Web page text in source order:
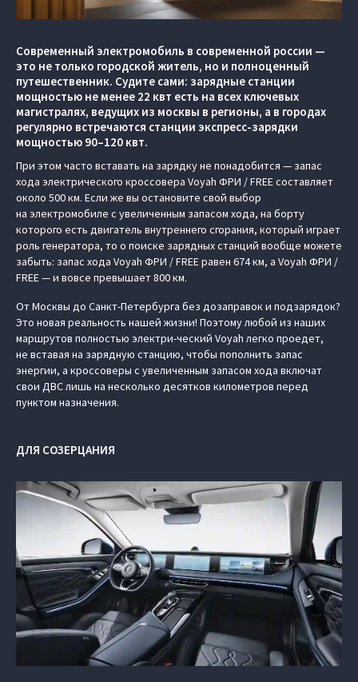
Современный электромобиль в современной россии —
это не только городской житель, но и полноценный
путешественник. Судите сами: зарядные станции
мощностью не менее 22 квт есть на всех ключевых
магистралях, ведущих из москвы в регионы, а в городах
регулярно встречаются станции экспресс-зарядки
мощностью 90–120 квт.
При этом часто вставать на зарядку не понадобится — запас
хода электрического кроссовера Voyah ФРИ / FREE составляет
около 500 км. Если же вы остановите свой выбор
на электромобиле с увеличенным запасом хода, на борту
которого есть двигатель внутреннего сгорания, который играет
роль генератора, то о поиске зарядных станций вообще можете
забыть: запас хода Voyah ФРИ / FREE равен 674 км, а Voyah ФРИ /
FREE — и вовсе превышает 800 км.
От Москвы до Санкт-Петербурга без дозаправок и подзарядок?
Это новая реальность нашей жизни! Поэтому любой из наших
маршрутов полностью электри-ческий Voyah легко проедет,
не вставая на зарядную станцию, чтобы пополнить запас
энергии, а кроссоверы с увеличенным запасом хода включат
свои ДВС лишь на несколько десятков километров перед
пунктом назначения.
ДЛЯ СОЗЕРЦАНИЯ